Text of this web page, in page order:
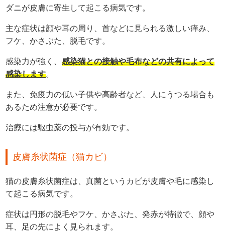
ダニが皮膚に寄生して起こる病気です。
主な症状は顔や耳の周り、首などに見られる激しい痒み、
フケ、かさぶた、脱毛です。
感染力が強く、感染猫との接触や毛布などの共有によって
感染します。
また、免疫力の低い子供や高齢者など、人にうつる場合も
あるため注意が必要です。
治療には駆虫薬の投与が有効です。
皮膚糸状菌症（猫カビ）
猫の皮膚糸状菌症は、真菌というカビが皮膚や毛に感染し
て起こる病気です。
症状は円形の脱毛やフケ、かさぶた、発赤が特徴で、顔や
耳、足の先によく見られます。